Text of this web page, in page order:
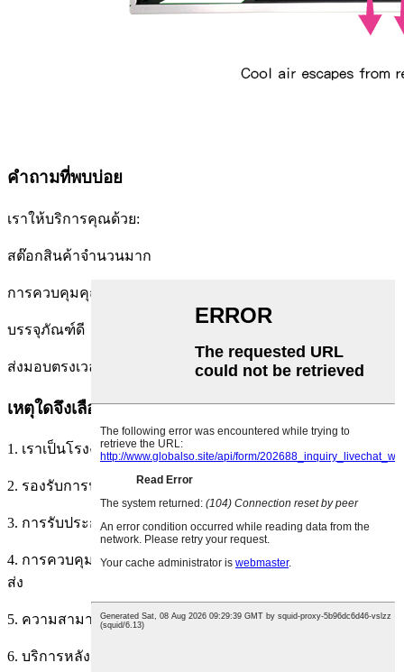
คำถามที่พบบ่อย
เราให้บริการคุณด้วย:
สต๊อกสินค้าจำนวนมาก
การควบคุมคุณภาพอย่างมืออาชีพ
บรรจุภัณฑ์ดี
ส่งมอบตรงเวลา
เหตุใดจึงเลือกเรา
1. เราเป็นโรงงานต้นทาง
2. รองรับการปรับแต่งแบบเป็นกลุ่มเล็ก
3. การรับประกันจากโรงงาน
4. การควบคุมคุณภาพ: โรงงานจะทดสอบสินค้า 3 ครั้งก่อนจัด
ส่ง
5. ความสามารถในการแข่งขันหลักของเรา: คุณภาพมาก่อน
6. บริการหลังการขายที่ดีที่สุดเป็นสิ่งสำคัญมาก